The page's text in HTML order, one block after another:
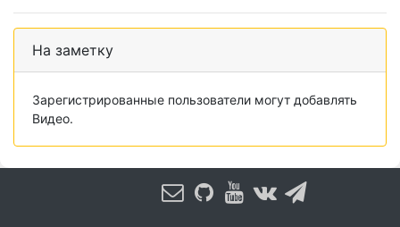
На заметку
Зарегистрированные пользователи могут добавлять
Видео.